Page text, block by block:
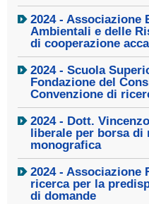
2024 - Associazione
Ambientali e delle
di cooperazione
2024 - Scuola
Fondazione del
Convenzione di
2024 - Dott.
liberale per borsa di
monografica
2024 - Associazione
ricerca per la
di domande